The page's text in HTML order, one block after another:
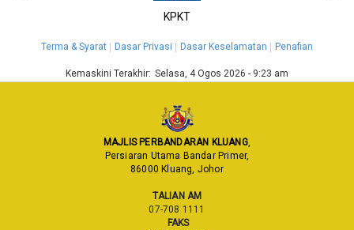
KPKT
Terma & Syarat Dasar Privasi Dasar Keselamatan Penafian
Kemaskini Terakhir: Selasa, 4 Ogos 2026 - 9:23 am
MAJLIS PERBANDARAN KLUANG,
Persiaran Utama Bandar Primer,
86000 Kluang, Johor
TALIAN AM
07-708 1111
FAKS